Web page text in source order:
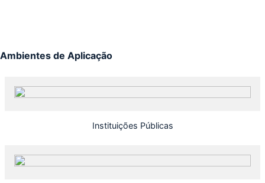
Ambientes de Aplicação
Instituições Públicas